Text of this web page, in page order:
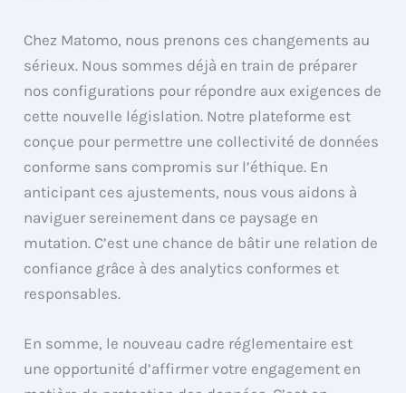
Chez Matomo, nous prenons ces changements au
sérieux. Nous sommes déjà en train de préparer
nos configurations pour répondre aux exigences de
cette nouvelle législation. Notre plateforme est
conçue pour permettre une collectivité de données
conforme sans compromis sur l’éthique. En
anticipant ces ajustements, nous vous aidons à
naviguer sereinement dans ce paysage en
mutation. C’est une chance de bâtir une relation de
confiance grâce à des analytics conformes et
responsables.
En somme, le nouveau cadre réglementaire est
une opportunité d’affirmer votre engagement en